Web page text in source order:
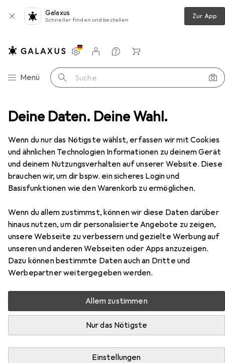
Deine Daten. Deine Wahl.
Wenn du nur das Nötigste wählst, erfassen wir mit Cookies
und ähnlichen Technologien Informationen zu deinem Gerät
und deinem Nutzungsverhalten auf unserer Website. Diese
brauchen wir, um dir bspw. ein sicheres Login und
Basisfunktionen wie den Warenkorb zu ermöglichen.
Wenn du allem zustimmst, können wir diese Daten darüber
hinaus nutzen, um dir personalisierte Angebote zu zeigen,
unsere Webseite zu verbessern und gezielte Werbung auf
unseren und anderen Webseiten oder Apps anzuzeigen.
Dazu können bestimmte Daten auch an Dritte und
Werbepartner weitergegeben werden.
Allem zustimmen
Nur das Nötigste
Einstellungen
Galaxus
Schneller finden und bestellen Zur App
Navigation nach Kategorien
Menü Suche
Einstellungen
Kundenkonto
Vergleichslisten
Merklisten
Warenkorb
Pokémon Scarlet & Violet Stellar Miracle
PokémonScarlet & Violet Stellar
Miracle
Zubehör für Pokémon Scarlet &
Violet Stellar Miracle
Hier findest du passendes Zubehör zum Produkt
Pokémon Scarlet & Violet Stellar Miracle aus der